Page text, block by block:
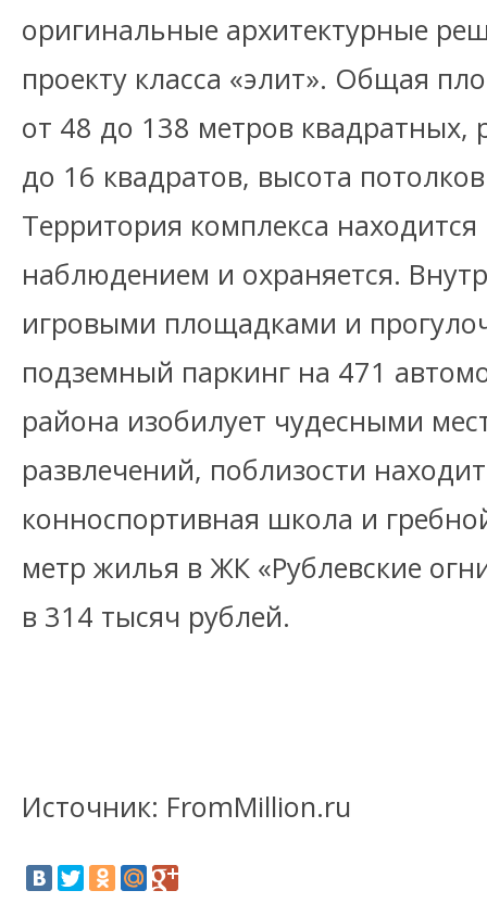
оригинальные архитектурные
проекту класса «элит». Общая
от 48 до 138 метров квадратных,
до 16 квадратов, высота
Территория комплекса
наблюдением и охраняется.
игровыми площадками и
подземный паркинг на 471
района изобилует чудесными
развлечений, поблизости
конноспортивная школа и
метр жилья в ЖК «Рублевские
в 314 тысяч рублей.
Источник: FromMillion.ru